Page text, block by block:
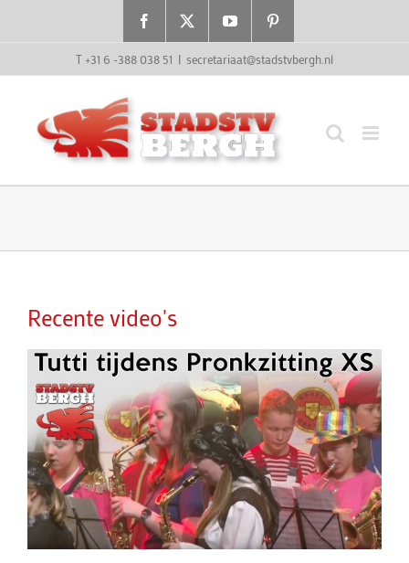
Facebook YouTube
T +31 6 -388 038 51 | secretariaat@stadstvbergh.nl
Recente video's